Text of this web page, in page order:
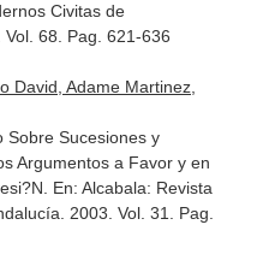
Civitas de
Vol. 68. Pag. 621-636
David, Adame Martinez,
Sobre Sucesiones y
Argumentos a Favor y en
En: Alcabala: Revista
. 2003. Vol. 31. Pag.